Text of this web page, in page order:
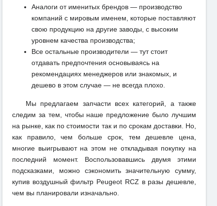
Аналоги от именитых брендов — производство
компаний с мировым именем, которые поставляют
свою продукцию на другие заводы, с высоким
уровнем качества производства;
Все остальные производители — тут стоит
отдавать предпочтения основываясь на
рекомендациях менеджеров или знакомых, и
дешево в этом случае — не всегда плохо.
Мы предлагаем запчасти всех категорий, а также
следим за тем, чтобы наше предложение было лучшим
на рынке, как по стоимости так и по срокам доставки. Но,
как правило, чем больше срок, тем дешевле цена,
многие выигрывают на этом не откладывая покупку на
последний момент. Воспользовавшись двумя этими
подсказками, можно сэкономить значительную сумму,
купив воздушный фильтр Peugeot RCZ в разы дешевле,
чем вы планировали изначально.